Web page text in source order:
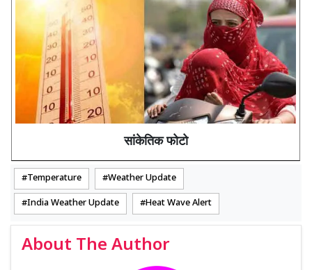
सांकेतिक फोटो
Temperature Weather Update
India Weather Update Heat Wave Alert
About The Author